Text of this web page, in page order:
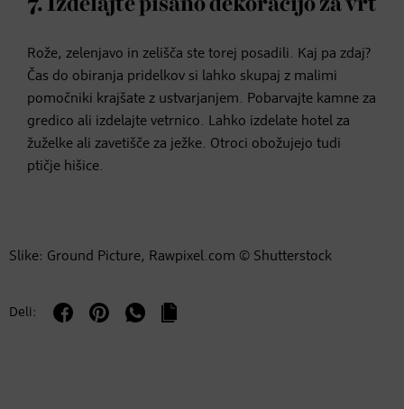
Rože, zelenjavo in zelišča ste torej posadili. Kaj pa zdaj?
Čas do obiranja pridelkov si lahko skupaj z malimi
pomočniki krajšate z ustvarjanjem. Pobarvajte kamne za
gredico ali izdelajte vetrnico. Lahko izdelate hotel za
žuželke ali zavetišče za ježke. Otroci obožujejo tudi
ptičje hišice.
Slike: Ground Picture, Rawpixel.com © Shutterstock
Deli: